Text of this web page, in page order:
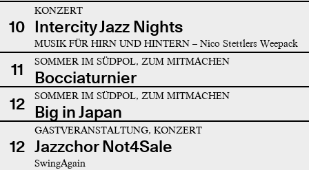
10
KONZERT
Intercity Jazz Nights
MUSIK FÜR HIRN UND HINTERN – Nico Stettlers Weepack
11 SOMMER IM SÜDPOL, ZUM MITMACHEN
Bocciaturnier
12
SOMMER IM SÜDPOL, ZUM MITMACHEN
Big in Japan
12
GASTVERANSTALTUNG, KONZERT
Jazzchor Not4Sale
SwingAgain